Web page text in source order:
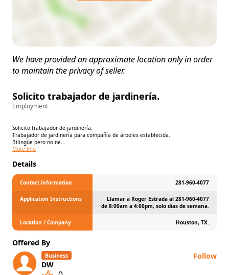
We have provided an approximate location only in order
to maintain the privacy of seller.
Solicito trabajador de jardinería.
Employment
Solicito trabajador de jardinería.
Trabajador de jardinería para compañía de árboles establecida.
Bilingüe pero no ne...
More Info
Details
Contact information 281-960-4077
Application Instructions
Llamar a Roger Estrada al 281-960-4077
de 8:00am a 4:00pm, solo días de semana.
Location / Company Houston, TX.
Offered By
Business
DW
Follow